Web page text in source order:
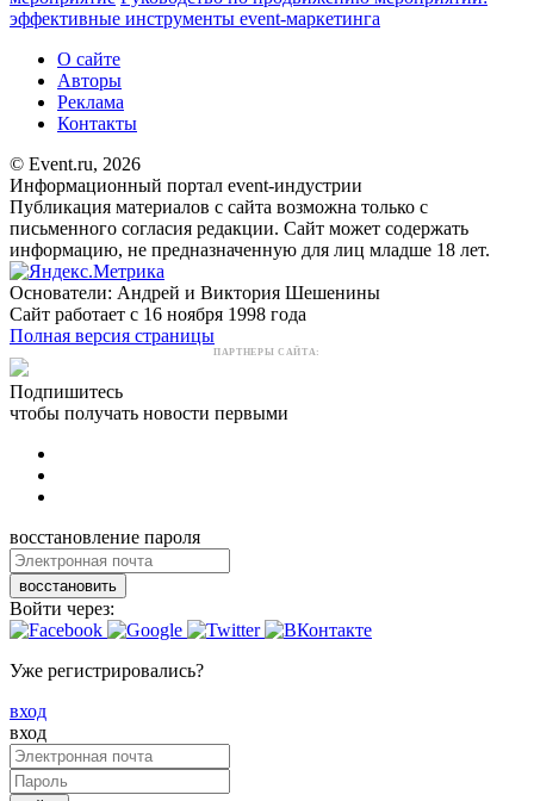
эффективные инструменты event-маркетинга
О сайте
Авторы
Реклама
Контакты
© Event.ru, 2026
Информационный портал event-индустрии
Публикация материалов с сайта возможна только с
письменного согласия редакции. Сайт может содержать
информацию, не предназначенную для лиц младше 18 лет.
Основатели: Андрей и Виктория Шешенины
Сайт работает с 16 ноября 1998 года
Полная версия страницы
ПАРТНЕРЫ САЙТА:
Подпишитесь
чтобы получать новости первыми
восстановление пароля
восстановить
Войти через:
Уже регистрировались?
вход
вход